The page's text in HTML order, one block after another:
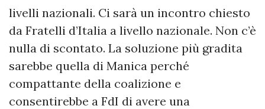
livelli nazionali. Ci sarà un incontro chiesto
da Fratelli d’Italia a livello nazionale. Non c’è
nulla di scontato. La soluzione più gradita
sarebbe quella di Manica perché
compattante della coalizione e
consentirebbe a FdI di avere una